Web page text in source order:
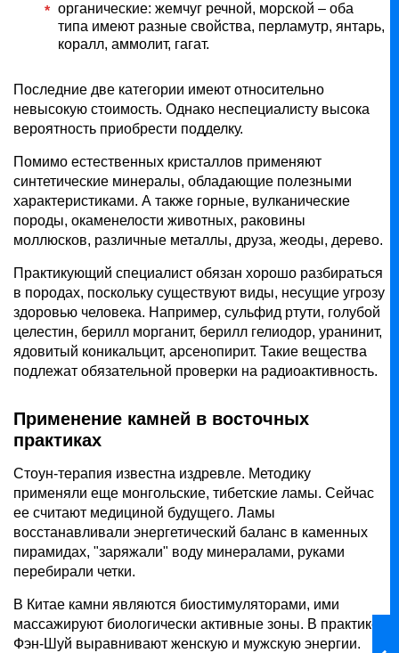
органические: жемчуг речной, морской – оба
типа имеют разные свойства, перламутр, янтарь,
коралл, аммолит, гагат.
Последние две категории имеют относительно
невысокую стоимость. Однако неспециалисту высока
вероятность приобрести подделку.
Помимо естественных кристаллов применяют
синтетические минералы, обладающие полезными
характеристиками. А также горные, вулканические
породы, окаменелости животных, раковины
моллюсков, различные металлы, друза, жеоды, дерево.
Практикующий специалист обязан хорошо разбираться
в породах, поскольку существуют виды, несущие угрозу
здоровью человека. Например, сульфид ртути, голубой
целестин, берилл морганит, берилл гелиодор, уранинит,
ядовитый коникальцит, арсенопирит. Такие вещества
подлежат обязательной проверки на радиоактивность.
Применение камней в восточных
практиках
Стоун-терапия известна издревле. Методику
применяли еще монгольские, тибетские ламы. Сейчас
ее считают медициной будущего. Ламы
восстанавливали энергетический баланс в каменных
пирамидах, "заряжали" воду минералами, руками
перебирали четки.
В Китае камни являются биостимуляторами, ими
массажируют биологически активные зоны. В практике
Фэн-Шуй выравнивают женскую и мужскую энергии.